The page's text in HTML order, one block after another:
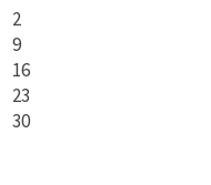
2
9
16
23
30